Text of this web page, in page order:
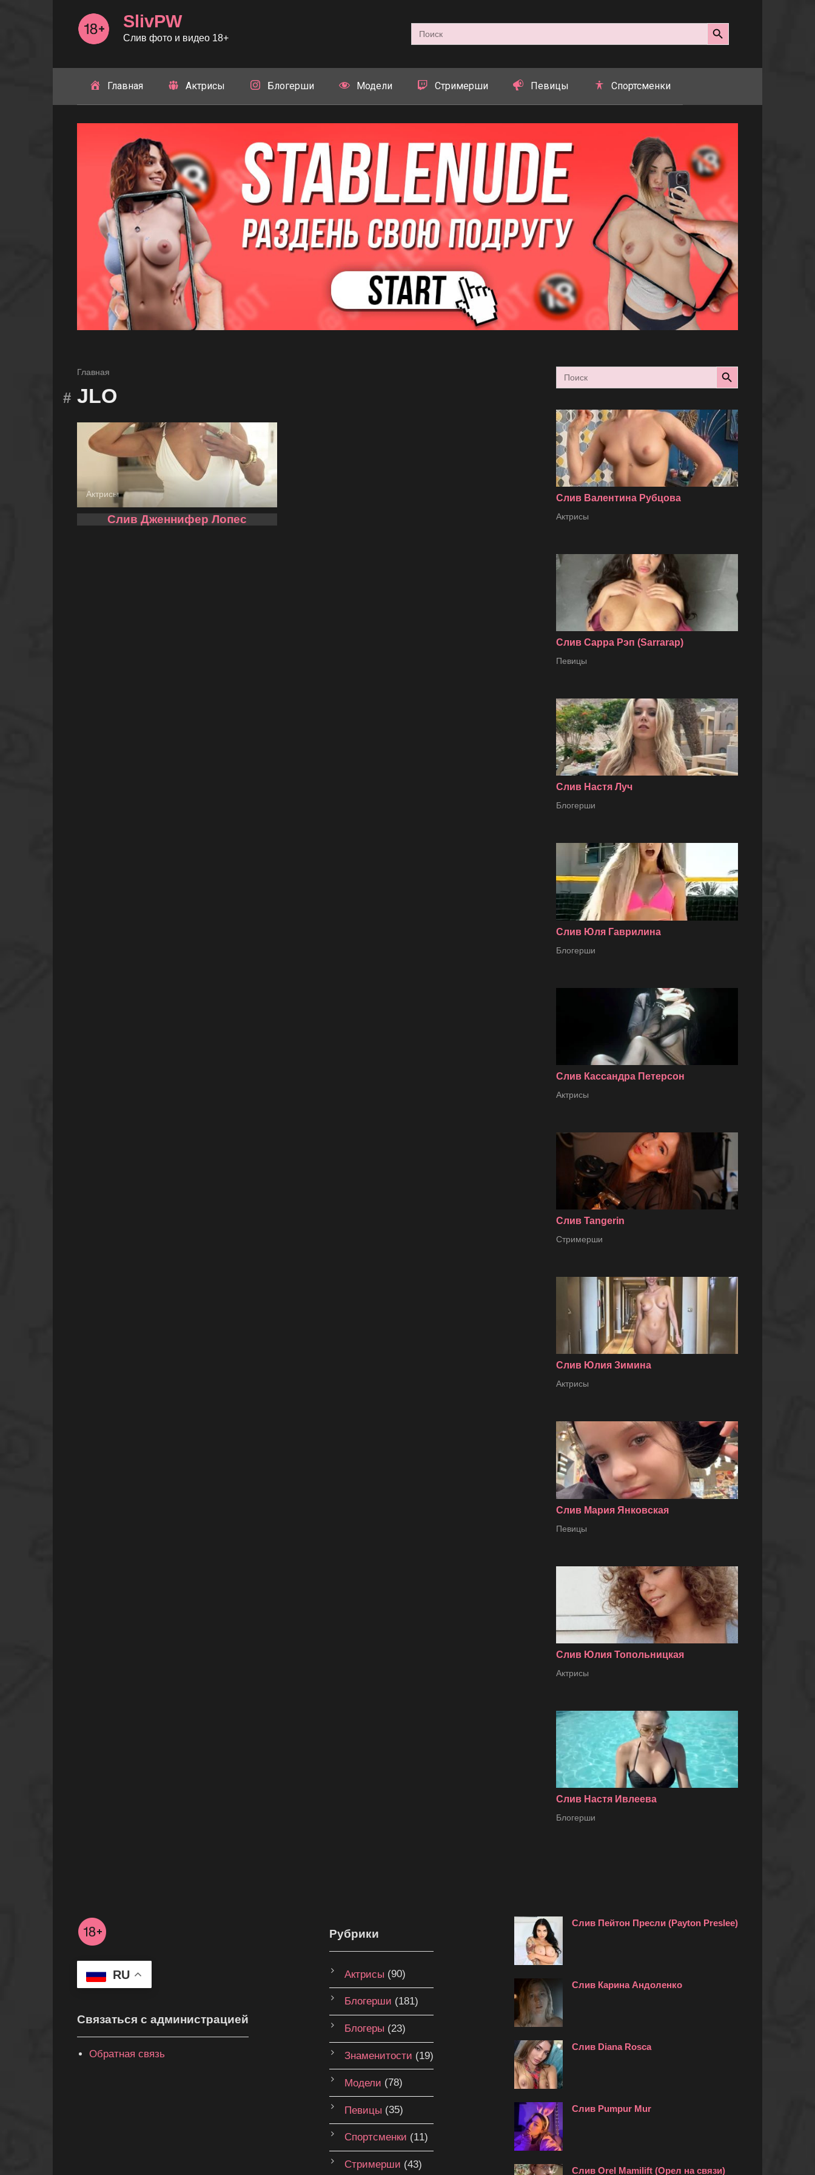
SlivPW
Слив фото и видео 18+
Search
for:
Search Button
Главная Актрисы Блогерши Модели Стримерши Певицы Спортсменки
Главная
JLO
Актрисы
Слив Дженнифер Лопес
Search
for:
Search Button
Слив Валентина Рубцова
Актрисы
Слив Сарра Рэп (Sarrarap)
Певицы
Слив Настя Луч
Блогерши
Слив Юля Гаврилина
Блогерши
Слив Кассандра Петерсон
Актрисы
Слив Tangerin
Стримерши
Слив Юлия Зимина
Актрисы
Слив Мария Янковская
Певицы
Слив Юлия Топольницкая
Актрисы
Слив Настя Ивлеева
Блогерши
RU
Связаться с администрацией
Обратная связь
Рубрики
Актрисы (90)
Блогерши (181)
Блогеры (23)
Знаменитости (19)
Модели (78)
Певицы (35)
Спортсменки (11)
Стримерши (43)
Слив Пейтон Пресли (Payton Preslee)
Слив Карина Андоленко
Слив Diana Rosca
Слив Pumpur Mur
Слив Orel Mamilift (Орел на связи)